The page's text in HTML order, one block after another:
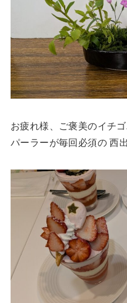
お疲れ様、ご褒美のイチ
パーラーが毎回必須の 西